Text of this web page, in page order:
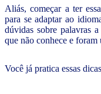
Aliás, começar a ter
para se adaptar ao
dúvidas sobre palavras
que não conhece e foram
Você já pratica essas